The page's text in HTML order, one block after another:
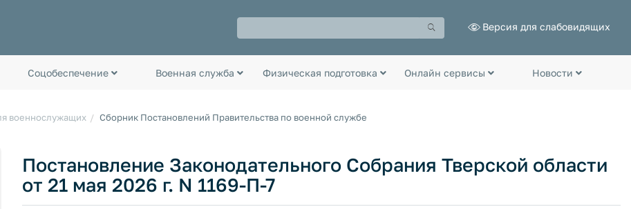
Версия для слабовидящих
Соцобеспечение Военная служба Физическая подготовка Онлайн сервисы Новости
военнослужащих Сборник Постановлений Правительства по военной службе
Постановление Законодательного Собрания Тверской области
от 21 мая 2026 г. N 1169-П-7